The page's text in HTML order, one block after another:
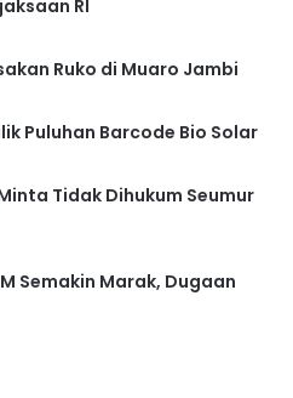
RI
Ruko di Muaro Jambi
Puluhan Barcode Bio Solar
Tidak Dihukum Seumur
Semakin Marak, Dugaan